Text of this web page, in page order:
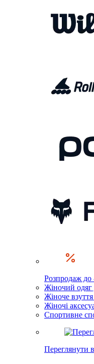
Розпродаж до
Жіночий одяг
Жіноче
Жіночі
Спортивне
Переглянути